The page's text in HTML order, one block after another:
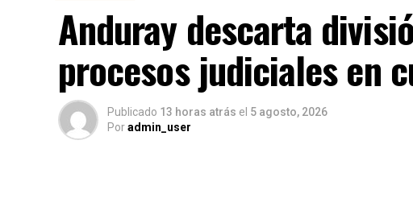
Anduray descarta
procesos judiciales en
Publicado 13 horas atrás el 5 agosto, 2026
Poradmin_user